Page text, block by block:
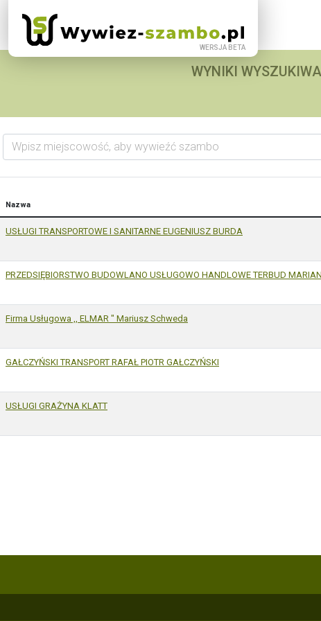
WYNIKI
Wpisz miejscowość, aby wywieźć szambo
Nazwa
USŁUGI TRANSPORTOWE I SANITARNE EUGENIUSZ BURDA
PRZEDSIĘBIORSTWO BUDOWLANO USŁUGOWO HANDLOWE TERBUD
Firma Usługowa ,, ELMAR " Mariusz Schweda
GAŁCZYŃSKI TRANSPORT RAFAŁ PIOTR GAŁCZYŃSKI
USŁUGI GRAŻYNA KLATT